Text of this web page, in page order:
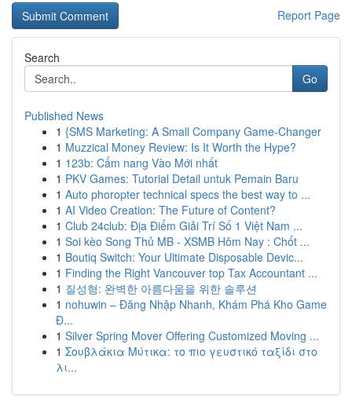
Report Page
Search
Go
Published News
1 {SMS Marketing: A Small Company Game-Changer
1 Muzzical Money Review: Is It Worth the Hype?
1 123b: Cẩm nang Vào Mới nhất
1 PKV Games: Tutorial Detail untuk Pemain Baru
1 Auto phoropter technical specs the best way to ...
1 AI Video Creation: The Future of Content?
1 Club 24club: Địa Điểm Giải Trí Số 1 Việt Nam ...
1 Soi kèo Song Thủ MB - XSMB Hôm Nay : Chốt ...
1 Boutiq Switch: Your Ultimate Disposable Devic...
1 Finding the Right Vancouver top Tax Accountant ...
1 질성형: 완벽한 아름다움을 위한 솔루션
1 nohuwin – Đăng Nhập Nhanh, Khám Phá Kho Game
Đ...
1 Silver Spring Mover Offering Customized Moving ...
1 Σουβλάκια Μύτικα: το πιο γευστικό ταξίδι στο
λι...